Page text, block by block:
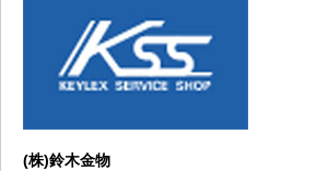
(株)鈴木金物